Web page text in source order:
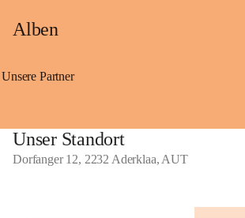
Alben
Unsere Partner
Unser Standort
Dorfanger 12, 2232 Aderklaa, AUT